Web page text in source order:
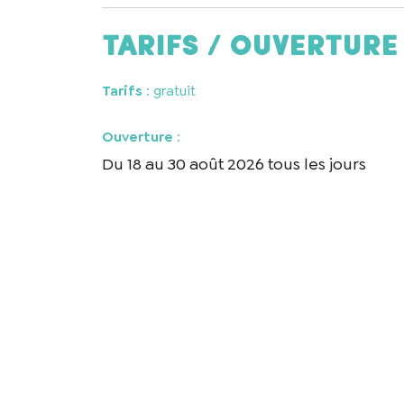
Tarifs / ouverture
Tarifs : gratuit
Ouverture :
Du 18 au 30 août 2026 tous les jours
recontacter.